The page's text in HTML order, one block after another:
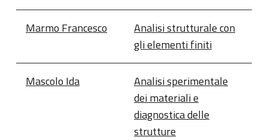
Marmo Francesco
Analisi strutturale con
gli elementi finiti
Mascolo Ida
Analisi sperimentale
dei materiali e
diagnostica delle
strutture